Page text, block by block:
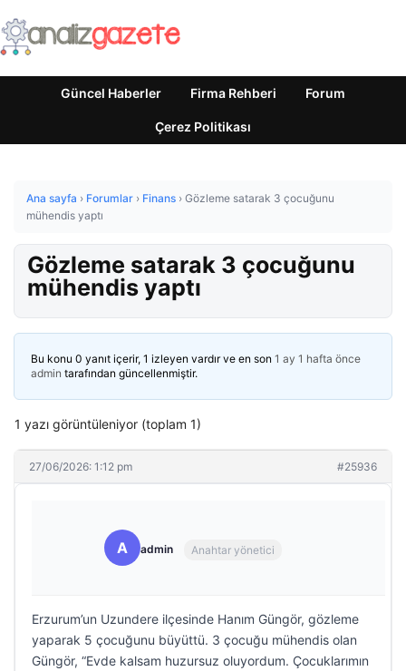
Güncel Haberler Firma Rehberi Forum
Çerez Politikası
Ana sayfa › Forumlar › Finans › Gözleme satarak 3 çocuğunu
mühendis yaptı
Gözleme satarak 3 çocuğunu
mühendis yaptı
Bu konu 0 yanıt içerir, 1 izleyen vardır ve en son 1 ay 1 hafta önce
admin tarafından güncellenmiştir.
1 yazı görüntüleniyor (toplam 1)
27/06/2026: 1:12 pm #25936
A admin Anahtar yönetici
Erzurum’un Uzundere ilçesinde Hanım Güngör, gözleme
yaparak 5 çocuğunu büyüttü. 3 çocuğu mühendis olan
Güngör, “Evde kalsam huzursuz oluyordum. Çocuklarımın